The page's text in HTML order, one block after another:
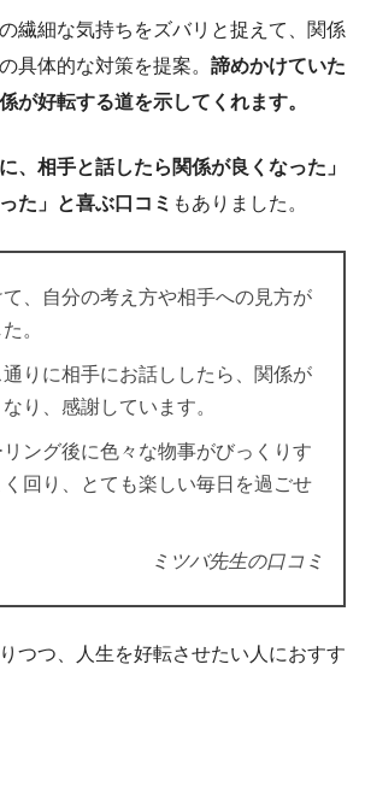
繊細な気持ちをズバリと捉えて、関係
具体的な対策を提案。 諦めかけていた
が好転する道を示してくれます。
、相手と話したら関係が良くなった」
た」と喜ぶ口コミ もありました。
、自分の考え方や相手への見方が
。
りに相手にお話ししたら、関係が
り、感謝しています。
リング後に色々な物事がびっくりす
く回り、とても楽しい毎日を過ごせ
ミツバ先生の口コミ
つつ、人生を好転させたい人におすす